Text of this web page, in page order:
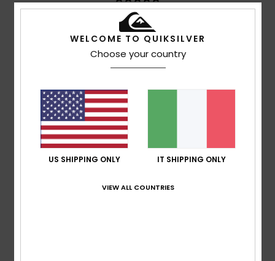
Rapporto qualità-prezzo
4.3
Troppo piccoloTroppo grande
Colore
WELCOME TO QUIKSILVER
Choose your country
US SHIPPING ONLY IT SHIPPING ONLY
VIEW ALL COUNTRIES